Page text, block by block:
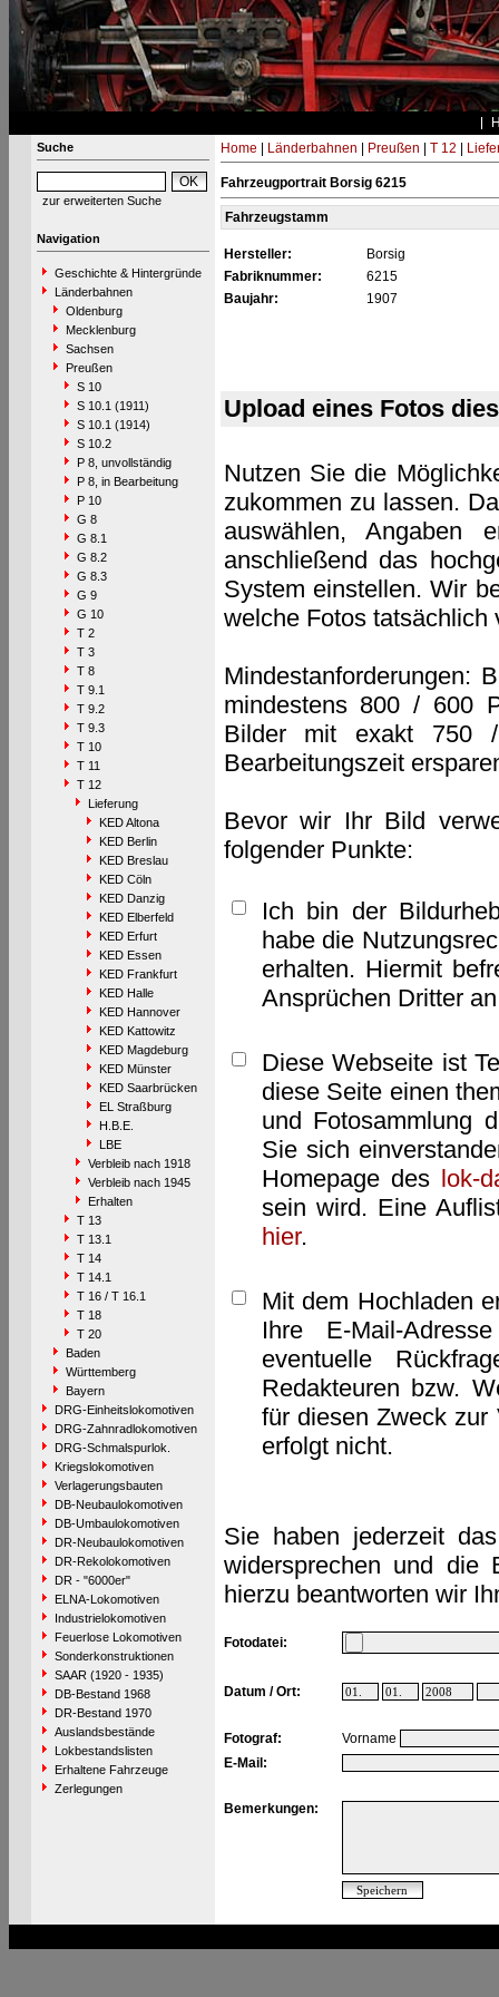
Suche
zur erweiterten Suche
Navigation
Geschichte & Hintergründe
Länderbahnen
Oldenburg
Mecklenburg
Sachsen
Preußen
S 10
S 10.1 (1911)
S 10.1 (1914)
S 10.2
P 8, unvollständig
P 8, in Bearbeitung
P 10
G 8
G 8.1
G 8.2
G 8.3
G 9
G 10
T 2
T 3
T 8
T 9.1
T 9.2
T 9.3
T 10
T 11
T 12
Lieferung
KED Altona
KED Berlin
KED Breslau
KED Cöln
KED Danzig
KED Elberfeld
KED Erfurt
KED Essen
KED Frankfurt
KED Halle
KED Hannover
KED Kattowitz
KED Magdeburg
KED Münster
KED Saarbrücken
EL Straßburg
H.B.E.
LBE
Verbleib nach 1918
Verbleib nach 1945
Erhalten
T 13
T 13.1
T 14
T 14.1
T 16 / T 16.1
T 18
T 20
Baden
Württemberg
Bayern
DRG-Einheitslokomotiven
DRG-Zahnradlokomotiven
DRG-Schmalspurlok.
Kriegslokomotiven
Verlagerungsbauten
DB-Neubaulokomotiven
DB-Umbaulokomotiven
DR-Neubaulokomotiven
DR-Rekolokomotiven
DR - "6000er"
ELNA-Lokomotiven
Industrielokomotiven
Feuerlose Lokomotiven
Sonderkonstruktionen
SAAR (1920 - 1935)
DB-Bestand 1968
DR-Bestand 1970
Auslandsbestände
Lokbestandslisten
Erhaltene Fahrzeuge
Zerlegungen
Home Länderbahnen Preußen T 12
Fahrzeugportrait Borsig 6215
Fahrzeugstamm
Hersteller:
Borsig
Fabriknummer:
6215
Baujahr:
1907
Upload eines Fotos
Nutzen Sie die
zukommen zu lassen.
auswählen, Angaben
anschließend das
System einstellen. Wir
welche Fotos tatsächlich
Mindestanforderungen:
mindestens 800 / 600
Bilder mit exakt 750
Bearbeitungszeit
Bevor wir Ihr Bild
folgender Punkte:
Ich bin der
habe die
erhalten. Hiermit
Ansprüchen Dritter
Diese Webseite ist
diese Seite einen
und Fotosammlung
Sie sich
Homepage des lok-
sein wird. Eine
hier.
Mit dem Hochladen
Ihre E-Mail-
eventuelle
Redakteuren bzw.
für diesen Zweck zur
erfolgt nicht.
Sie haben jederzeit
widersprechen und die
hierzu beantworten wir
Fotodatei:
Datum / Ort:
Fotograf:
Vorname
E-Mail:
Bemerkungen: